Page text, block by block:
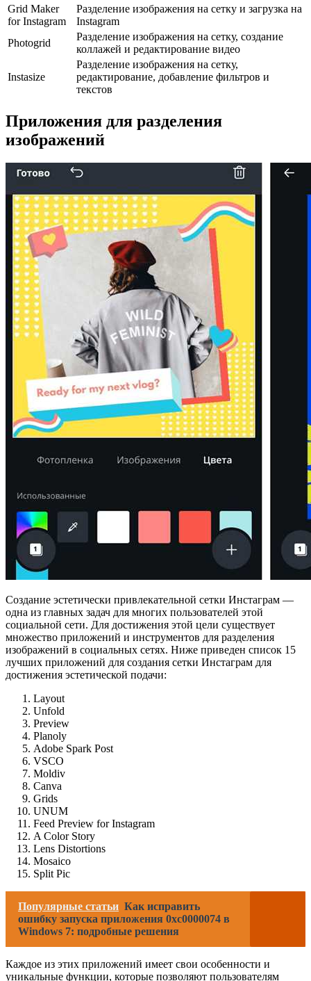
Grid Maker
for Instagram
Разделение изображения на сетку и загрузка на
Instagram
Photogrid
Разделение изображения на сетку, создание
коллажей и редактирование видео
Instasize
Разделение изображения на сетку,
редактирование, добавление фильтров и
текстов
Приложения для разделения
изображений
Создание эстетически привлекательной сетки Инстаграм —
одна из главных задач для многих пользователей этой
социальной сети. Для достижения этой цели существует
множество приложений и инструментов для разделения
изображений в социальных сетях. Ниже приведен список 15
лучших приложений для создания сетки Инстаграм для
достижения эстетической подачи:
Layout
Unfold
Preview
Planoly
Adobe Spark Post
VSCO
Moldiv
Canva
Grids
UNUM
Feed Preview for Instagram
A Color Story
Lens Distortions
Mosaico
Split Pic
Популярные статьи Как исправить
ошибку запуска приложения 0xc0000074 в
Windows 7: подробные решения
Каждое из этих приложений имеет свои особенности и
уникальные функции, которые позволяют пользователям